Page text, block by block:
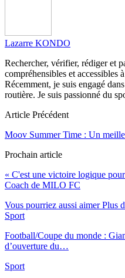
Lazarre KONDO
Rechercher, vérifier, rédiger et
compréhensibles et accessibles
Récemment, je suis engagé
routière. Je suis passionné du
Article Précédent
Moov Summer Time : Un
Prochain article
« C'est une victoire logique
Coach de MILO FC
Vous pourriez aussi aimer Plus
Sport
Football/Coupe du monde :
d’ouverture du…
Sport